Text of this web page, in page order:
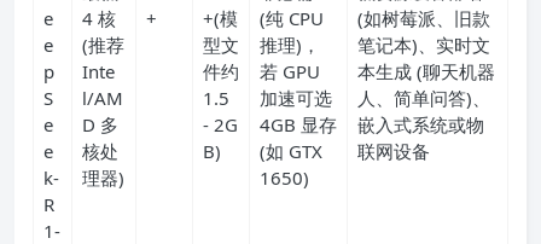
e
e
p
S
e
e
k-
R
1-
4 核
(推荐
Inte
l/AM
D 多
核处
理器)
+
+(模
型文
件约
1.5
- 2G
B)
(纯 CPU
推理)，
若 GPU
加速可选
4GB 显存
(如 GTX
1650)
(如树莓派、旧款
笔记本)、实时文
本生成 (聊天机器
人、简单问答)、
嵌入式系统或物
联网设备